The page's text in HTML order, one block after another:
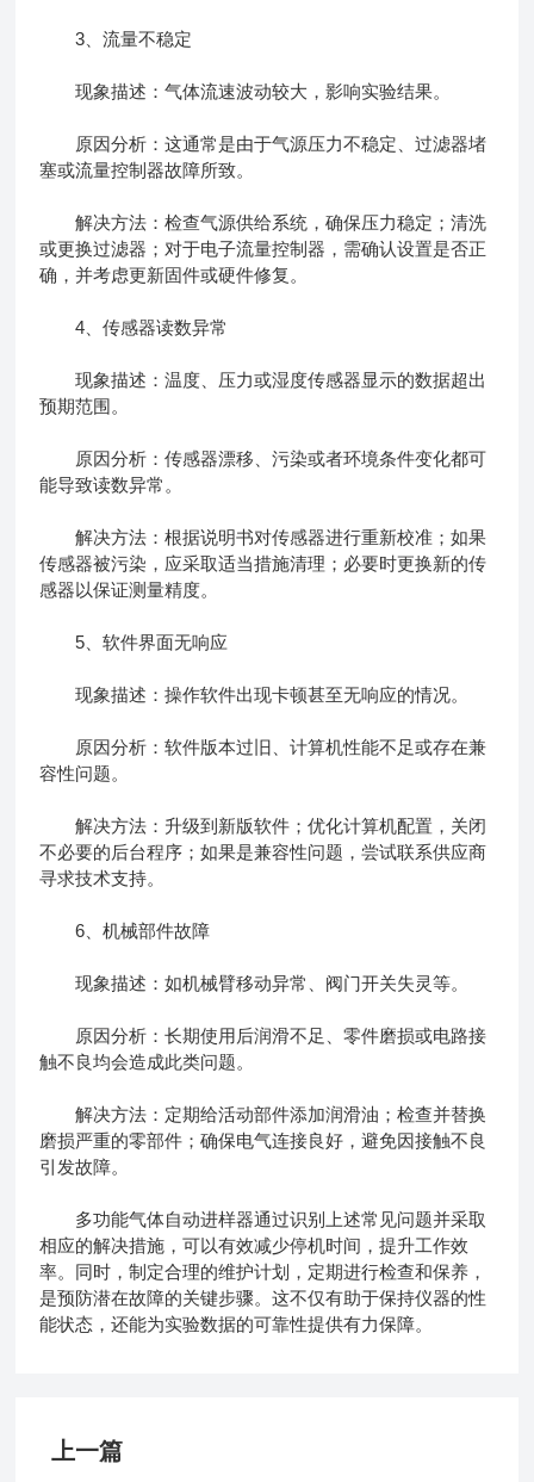
3、流量不稳定
现象描述：气体流速波动较大，影响实验结果。
原因分析：这通常是由于气源压力不稳定、过滤器堵
塞或流量控制器故障所致。
解决方法：检查气源供给系统，确保压力稳定；清洗
或更换过滤器；对于电子流量控制器，需确认设置是否正
确，并考虑更新固件或硬件修复。
4、传感器读数异常
现象描述：温度、压力或湿度传感器显示的数据超出
预期范围。
原因分析：传感器漂移、污染或者环境条件变化都可
能导致读数异常。
解决方法：根据说明书对传感器进行重新校准；如果
传感器被污染，应采取适当措施清理；必要时更换新的传
感器以保证测量精度。
5、软件界面无响应
现象描述：操作软件出现卡顿甚至无响应的情况。
原因分析：软件版本过旧、计算机性能不足或存在兼
容性问题。
解决方法：升级到新版软件；优化计算机配置，关闭
不必要的后台程序；如果是兼容性问题，尝试联系供应商
寻求技术支持。
6、机械部件故障
现象描述：如机械臂移动异常、阀门开关失灵等。
原因分析：长期使用后润滑不足、零件磨损或电路接
触不良均会造成此类问题。
解决方法：定期给活动部件添加润滑油；检查并替换
磨损严重的零部件；确保电气连接良好，避免因接触不良
引发故障。
多功能气体自动进样器通过识别上述常见问题并采取
相应的解决措施，可以有效减少停机时间，提升工作效
率。同时，制定合理的维护计划，定期进行检查和保养，
是预防潜在故障的关键步骤。这不仅有助于保持仪器的性
能状态，还能为实验数据的可靠性提供有力保障。
上一篇